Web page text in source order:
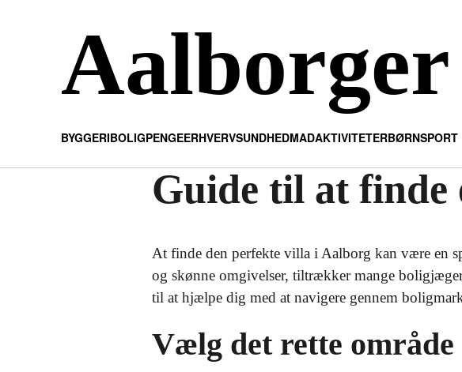
Aalborger
BYGGERIBOLIGPENGEERHVERVSUNDHEDMADAKTIVITETERBØRNSPORT
Guide til at
At finde den perfekte villa i Aalborg kan være en
og skønne omgivelser, tiltrækker mange
til at hjælpe dig med at navigere gennem
Vælg det rette område